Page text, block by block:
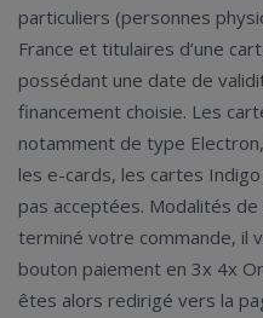
particuliers (personnes
France et titulaires d’une
possédant une date de
financement choisie. Les
notamment de type
les e-cards, les cartes
pas acceptées. Modalités
terminé votre commande, il
bouton paiement en 3x 4x
êtes alors redirigé vers la